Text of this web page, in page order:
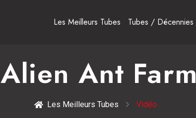
Les Meilleurs Tubes Tubes / Décennies
Alien Ant Farm
Les Meilleurs Tubes Vidéo